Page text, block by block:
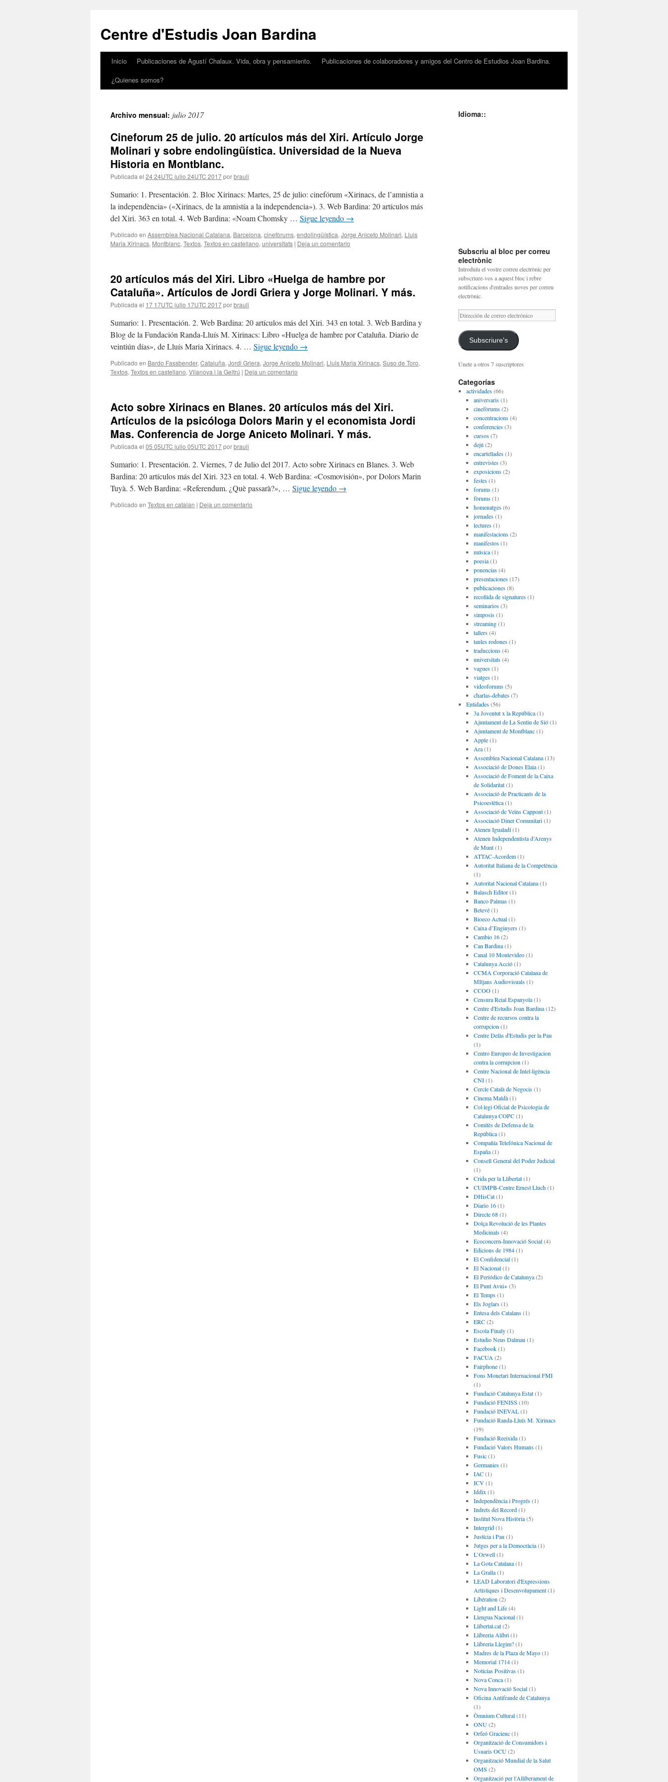
contenido
Centre d'Estudis Joan Bardina
Inicio Publicaciones de Agustí Chalaux. Vida, obra y pensamiento.
Publicaciones de colaboradores y amigos del Centro de Estudios Joan Bardina.
¿Quienes somos?
Archivo mensual: julio 2017
Cineforum 25 de julio. 20 artículos más del Xiri. Artículo Jorge
Molinari y sobre endolingüística. Universidad de la Nueva
Historia en Montblanc.
Publicada el 24 24UTC julio 24UTC 2017porbrauli
Sumario: 1. Presentación. 2. Bloc Xirinacs: Martes, 25 de julio: cinefórum «Xirinacs, de l’amnistia a
la independència» («Xirinacs, de la amnistía a la independencia»). 3. Web Bardina: 20 artículos más
del Xiri. 363 en total. 4. Web Bardina: «Noam Chomsky … Sigue leyendo →
Publicado en Assemblea Nacional Catalana, Barcelona, cinefòrums, endolingüística, Jorge Aniceto Molinari, Lluis
Maria Xirinacs, Montblanc, Textos, Textos en castellano, universitats | Deja un comentario
20 artículos más del Xiri. Libro «Huelga de hambre por
Cataluña». Artículos de Jordi Griera y Jorge Molinari. Y más.
Publicada el 17 17UTC julio 17UTC 2017porbrauli
Sumario: 1. Presentación. 2. Web Bardina: 20 artículos más del Xiri. 343 en total. 3. Web Bardina y
Blog de la Fundación Randa-Lluís M. Xirinacs: Libro «Huelga de hambre por Cataluña. Diario de
veintiún días», de Lluís Maria Xirinacs. 4. … Sigue leyendo →
Publicado en Bardo Fassbender, Cataluña, Jordi Griera, Jorge Aniceto Molinari, Lluis Maria Xirinacs, Suso de Toro,
Textos, Textos en castellano, Vilanova i la Geltrú | Deja un comentario
Acto sobre Xirinacs en Blanes. 20 artículos más del Xiri.
Artículos de la psicóloga Dolors Marin y el economista Jordi
Mas. Conferencia de Jorge Aniceto Molinari. Y más.
Publicada el 05 05UTC julio 05UTC 2017porbrauli
Sumario: 1. Presentación. 2. Viernes, 7 de Julio del 2017. Acto sobre Xirinacs en Blanes. 3. Web
Bardina: 20 artículos más del Xiri. 323 en total. 4. Web Bardina: «Cosmovisión», por Dolors Marin
Tuyà. 5. Web Bardina: «Referendum. ¿Què passarà?», … Sigue leyendo →
Publicado en Textos en catalan | Deja un comentario
Idioma::
Subscriu al bloc per correu
electrònic
Introduïu el vostre correu electrònic per
subscriure-vos a aquest bloc i rebre
notificacions d'entrades noves per correu
electrònic.
Dirección
de
correo
electrónico
Subscriure's
Únete a otros 7 suscriptores
Categorías
actividades(66)
aniversaris(1)
cinefòrums(2)
concentracions(4)
conferencies(3)
cursos(7)
dejú (2)
encartellades(1)
entrevistes(3)
exposicions(2)
festes(1)
forums(1)
fòrums(1)
homenatges(6)
jornades(1)
lectures(1)
manifestacions(2)
manifestos(1)
música(1)
poesia(1)
ponencias(4)
presentaciones(17)
publicaciones(8)
recollida de signatures(1)
seminarios(3)
simposis(1)
streaming(1)
tallers(4)
taules rodones(1)
traduccions(4)
universitats(4)
vagues(1)
viatges(1)
videoforums(5)
charlas-debates(7)
Entidades(56)
3a Joventut x la República(1)
Ajuntament de La Sentiu de Sió(1)
Ajuntament de Montblanc(1)
Apple(1)
Ara(1)
Assemblea Nacional Catalana(13)
Associació de Dones Elaia(1)
Associació de Foment de la Caixa
de Solidaritat(1)
Associació de Practicants de la
Psicoestètica(1)
Associació de Veïns Cappont(1)
Associació Diner Comunitari(1)
Ateneu Igualadí(1)
Ateneu Independentista d’Arenys
de Munt(1)
ATTAC-Acordem(1)
Autoritat Italiana de la Competència
(1)
Autoritat Nacional Catalana(1)
Balasch Editor(1)
Banco Palmas(1)
Betevé(1)
Bioeco Actual(1)
Caixa d’Enginyers(1)
Cambio 16(2)
Can Bardina(1)
Canal 10 Montevideo(1)
Catalunya Acció(1)
CCMA Corporació Catalana de
MItjans Audiovisuals(1)
CCOO(1)
Censura Reial Espanyola(1)
Centre d'Estudis Joan Bardina(12)
Centre de recursos contra la
corrupcion (1)
Centre Delàs d'Estudis per la Pau
(1)
Centro Europeo de Investigacion
contra la corrupcion (1)
Centre Nacional de Intel·ligència
CNI(1)
Cercle Català de Negocis(1)
Cinema Maldà(1)
Col·legi Oficial de Psicologia de
Catalunya COPC(1)
Comitès de Defensa de la
República(1)
Compañía Telefónica Nacional de
España(1)
Consell General del Poder Judicial
(1)
Crida per la Llibertat(1)
CUIMPB-Centre Ernest Lluch(1)
DHisCat(1)
Diario 16(1)
Directe 68(1)
Dolça Revolució de les Plantes
Medicinals(4)
Ecoconcern-Innovació Social(4)
Edicions de 1984(1)
El Confidencial(1)
El Nacional(1)
El Periódico de Catalunya(2)
El Punt Avui+(3)
El Temps(1)
Els Joglars(1)
Entesa dels Catalans(1)
ERC(2)
Escola Finaly(1)
Estudio Neus Dalmau (1)
Facebook(1)
FACUA (2)
Fairphone(1)
Fons Monetari Internacional FMI
(1)
Fundació Catalunya Estat(1)
Fundació FENISS (10)
Fundació INEVAL(1)
Fundació Randa-Lluís M. Xirinacs
(19)
Fundació Reeixida(1)
Fundació Valors Humans(1)
Fusic(1)
Germanies(1)
IAC(1)
ICV(1)
Iddix (1)
Independència i Progrés(1)
Indrets del Record(1)
Institut Nova Història(5)
Intergrid(1)
Justícia i Pau (1)
Jutges per a la Democràcia(1)
L’Orwell(1)
La Gota Catalana(1)
La Gralla(1)
LEAD Laboratori d'Expressions
Artístiques i Desenvolupament(1)
Libération (2)
Light and Life(4)
Llengua Nacional(1)
Llibertat.cat(2)
Llibreria Alibri(1)
Llibreria Llegim?(1)
Madres de la Plaza de Mayo(1)
Memorial 1714(1)
Noticias Positivas(1)
Nova Conca(1)
Nova Innovació Social(1)
Oficina Antifraude de Catalunya
(1)
Òmnium Cultural(11)
ONU(2)
Orfeó Gracienc(1)
Organització de Consumidors i
Usuaris OCU(2)
Organització Mundial de la Salut
OMS (2)
Organització per l'Alliberament de